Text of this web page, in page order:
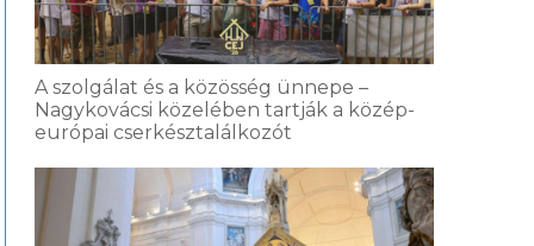
A szolgálat és a közösség ünnepe –
Nagykovácsi közelében tartják a közép-
európai cserkésztalálkozót